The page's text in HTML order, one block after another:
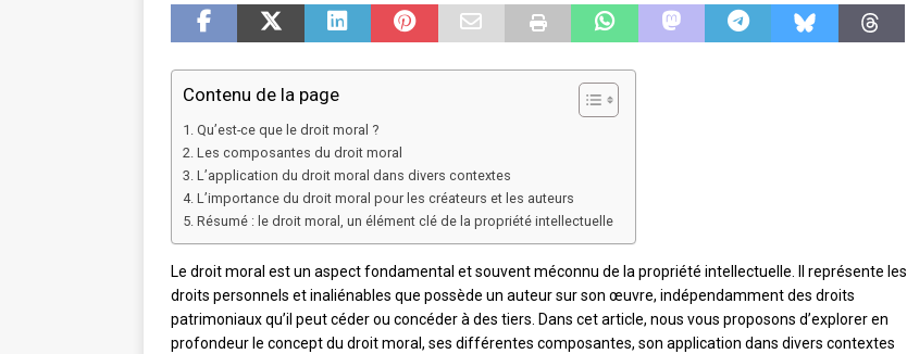
Contenu de la page
Qu’est-ce que le droit moral ?
Les composantes du droit moral
L’application du droit moral dans divers contextes
L’importance du droit moral pour les créateurs et les auteurs
Résumé : le droit moral, un élément clé de la propriété intellectuelle
Le droit moral est un aspect fondamental et souvent méconnu de la propriété intellectuelle. Il représente les
droits personnels et inaliénables que possède un auteur sur son œuvre, indépendamment des droits
patrimoniaux qu’il peut céder ou concéder à des tiers. Dans cet article, nous vous proposons d’explorer en
profondeur le concept du droit moral, ses différentes composantes, son application dans divers contextes